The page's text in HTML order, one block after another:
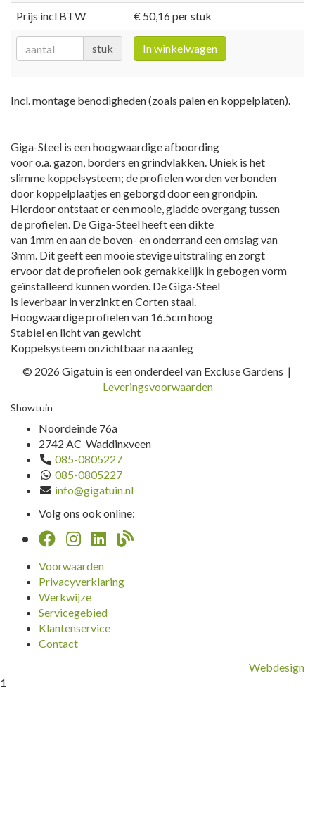
Prijs incl BTW € 50,16 per stuk
stuk In winkelwagen
Incl. montage benodigheden (zoals palen en koppelplaten).
Giga-Steel is een hoogwaardige afboording
voor o.a. gazon, borders en grindvlakken. Uniek is het
slimme koppelsysteem; de profielen worden verbonden
door koppelplaatjes en geborgd door een grondpin.
Hierdoor ontstaat er een mooie, gladde overgang tussen
de profielen. De Giga-Steel heeft een dikte
van 1mm en aan de boven- en onderrand een omslag van
3mm. Dit geeft een mooie stevige uitstraling en zorgt
ervoor dat de profielen ook gemakkelijk in gebogen vorm
geïnstalleerd kunnen worden. De Giga-Steel
is leverbaar in verzinkt en Corten staal.
Hoogwaardige profielen van 16.5cm hoog
Stabiel en licht van gewicht
Koppelsysteem onzichtbaar na aanleg
© 2026 Gigatuin is een onderdeel van Excluse Gardens |
Leveringsvoorwaarden
Showtuin
Noordeinde 76a
2742 AC Waddinxveen
085-0805227
085-0805227
info@gigatuin.nl
Volg ons ook online:
Voorwaarden
Privacyverklaring
Werkwijze
Servicegebied
Klantenservice
Contact
Webdesign
1